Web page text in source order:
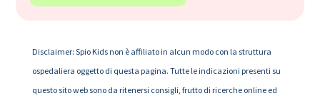
Disclaimer: Spio Kids non è affiliato in alcun modo con la struttura
ospedaliera oggetto di questa pagina. Tutte le indicazioni presenti su
questo sito web sono da ritenersi consigli, frutto di ricerche online ed